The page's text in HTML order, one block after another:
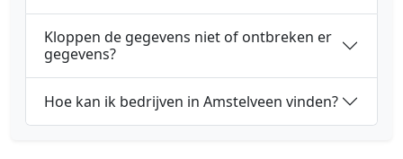
Kloppen de gegevens niet of ontbreken er
gegevens?
Hoe kan ik bedrijven in Amstelveen vinden?